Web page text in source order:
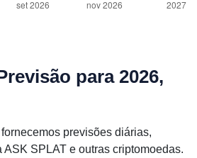
para 2026,
previsões diárias,
ASK SPLAT e outras criptomoedas.